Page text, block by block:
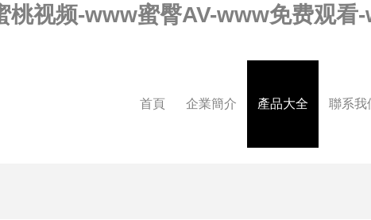
视频-www蜜臀AV-www免费观看
首頁 企業簡介 產品大全 聯系我